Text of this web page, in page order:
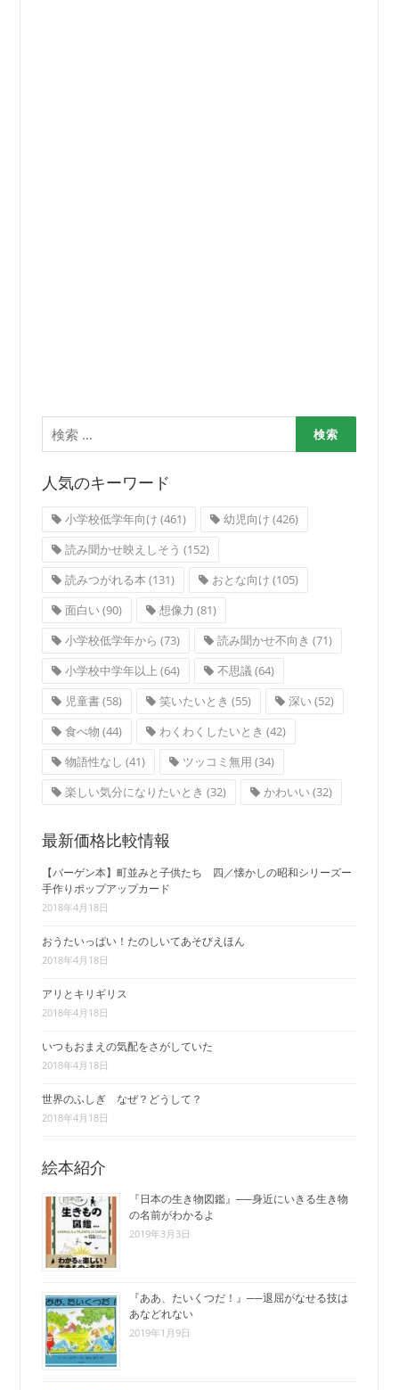
検
索:
人気のキーワード
小学校低学年向け (461) 幼児向け (426)
読み聞かせ映えしそう (152)
読みつがれる本 (131) おとな向け (105)
面白い(90) 想像力 (81)
小学校低学年から (73) 読み聞かせ不向き (71)
小学校中学年以上 (64) 不思議(64)
児童書(58) 笑いたいとき (55) 深い(52)
食べ物 (44) わくわくしたいとき (42)
物語性なし (41) ツッコミ無用 (34)
楽しい気分になりたいとき (32) かわいい(32)
最新価格比較情報
【バーゲン本】町並みと子供たち 四／懐かしの昭和シリーズー
手作りポップアップカード
2018年4月18日
おうたいっぱい！たのしいてあそびえほん
2018年4月18日
アリとキリギリス
2018年4月18日
いつもおまえの気配をさがしていた
2018年4月18日
世界のふしぎ なぜ？どうして？
2018年4月18日
絵本紹介
『日本の生き物図鑑』──身近にいきる生き物
の名前がわかるよ
2019年3月3日
『ああ、たいくつだ！』──退屈がなせる技は
あなどれない
2019年1月9日